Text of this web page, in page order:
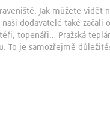
Jak můžete vidět
naši dodavatelé také začali
topenáři… Pražská
To je samozřejmě